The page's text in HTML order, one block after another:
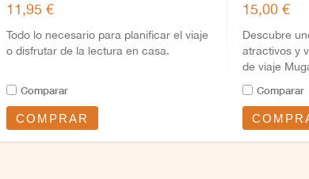
11,95 €
Todo lo necesario para planificar el viaje
o disfrutar de la lectura en casa.
Comparar
COMPRAR
15,00 €
Descubre
atractivos y
de viaje
para...
Comparar